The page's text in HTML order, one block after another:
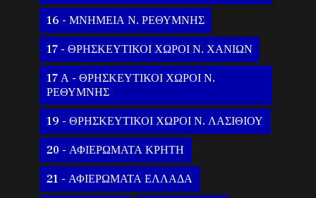
16 - ΜΝΗΜΕΙΑ Ν. ΡΕΘΥΜΝΗΣ
17 - ΘΡΗΣΚΕΥΤΙΚΟΙ ΧΩΡΟΙ Ν. ΧΑΝΙΩΝ
17 Α - ΘΡΗΣΚΕΥΤΙΚΟΙ ΧΩΡΟΙ Ν.
ΡΕΘΥΜΝΗΣ
19 - ΘΡΗΣΚΕΥΤΙΚΟΙ ΧΩΡΟΙ Ν. ΛΑΣΙΘΙΟΥ
20 - ΑΦΙΕΡΩΜΑΤΑ ΚΡΗΤΗ
21 - ΑΦΙΕΡΩΜΑΤΑ ΕΛΛΑΔΑ